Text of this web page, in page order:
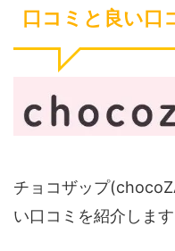
口コミと良い口
チョコザップ
い口コミを紹介します